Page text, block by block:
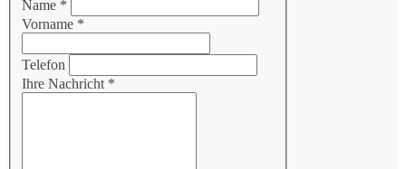
Name *
Vorname *
Telefon
Ihre Nachricht *